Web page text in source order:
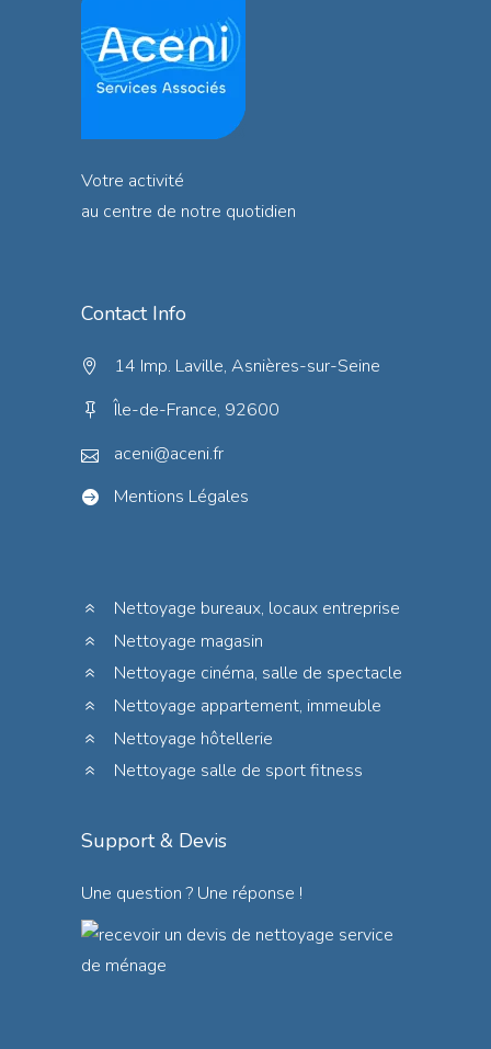
Votre activité
au centre de notre quotidien
Contact Info
14 Imp. Laville, Asnières-sur-Seine
Île-de-France, 92600
aceni@aceni.fr
Mentions Légales
Nettoyage bureaux, locaux entreprise
Nettoyage magasin
Nettoyage cinéma, salle de spectacle
Nettoyage appartement, immeuble
Nettoyage hôtellerie
Nettoyage salle de sport fitness
Support & Devis
Une question ? Une réponse !